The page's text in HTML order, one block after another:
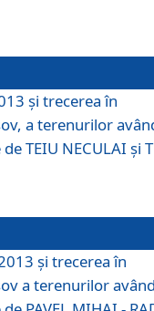
şi trecerea în
a terenurilor
TEIU NECULAI şi
şi trecerea în
a terenurilor